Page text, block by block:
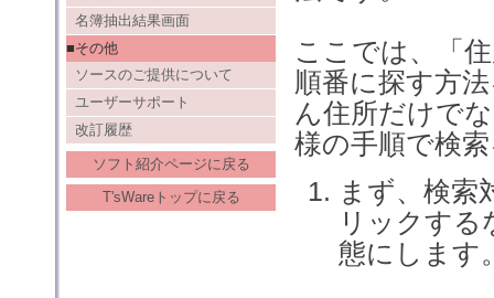
ここでは、「
順番に探す方
ん住所だけで
様の手順で検
まず、検索
リックする
態にします
名簿抽出結果画面
■その他
ソースのご提供について
ユーザーサポート
改訂履歴
ソフト紹介ページに戻る
T'sWareトップに戻る